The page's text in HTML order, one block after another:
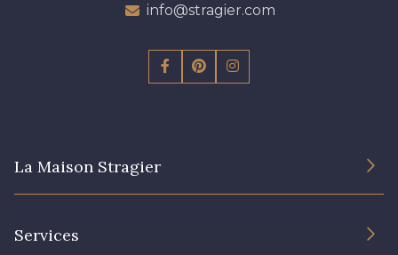
info@stragier.com
La Maison Stragier
Services